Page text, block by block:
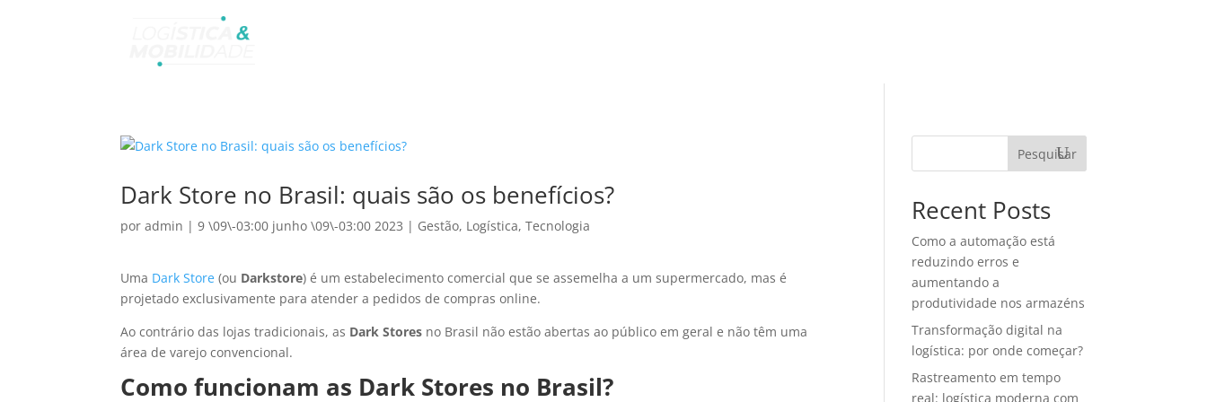
Dark Store no Brasil: quais são os benefícios?
poradmin |9 \09\-03:00 junho \09\-03:00 2023 | Gestão, Logística,Tecnologia
Uma Dark Store (ou Darkstore) é um estabelecimento comercial que se assemelha a um supermercado, mas é
projetado exclusivamente para atender a pedidos de compras online.
Ao contrário das lojas tradicionais, as Dark Stores no Brasil não estão abertas ao público em geral e não têm uma
área de varejo convencional.
Como funcionam as Dark Stores no Brasil?
Pesquisar
Recent Posts
Como a automação está
reduzindo erros e
aumentando a
produtividade nos armazéns
Transformação digital na
logística: por onde começar?
Rastreamento em tempo
real: logística moderna com